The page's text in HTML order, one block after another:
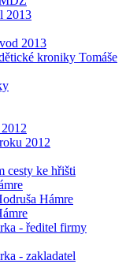
2013
2013
kroniky Tomáše
2012
cesty ke hřišti
Hámre
- ředitel firmy
- zakladatel